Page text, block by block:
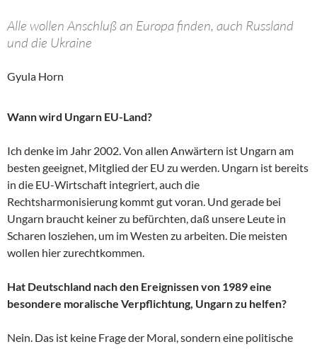
Alle wollen Anschluß an Europa finden, auch Russland
und die Ukraine
Gyula Horn
Wann wird Ungarn EU-Land?
Ich denke im Jahr 2002. Von allen Anwärtern ist Ungarn am
besten geeignet, Mitglied der EU zu werden. Ungarn ist bereits
in die EU-Wirtschaft integriert, auch die
Rechtsharmonisierung kommt gut voran. Und gerade bei
Ungarn braucht keiner zu befürchten, daß unsere Leute in
Scharen losziehen, um im Westen zu arbeiten. Die meisten
wollen hier zurechtkommen.
Hat Deutschland nach den Ereignissen von 1989 eine
besondere moralische Verpflichtung, Ungarn zu helfen?
Nein. Das ist keine Frage der Moral, sondern eine politische